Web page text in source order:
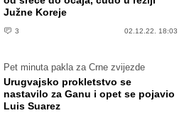
Južne Koreje
3 02.12.22. 18:03
Pet minuta pakla za Crne zvijezde
Urugvajsko prokletstvo se
nastavilo za Ganu i opet se pojavio
Luis Suarez